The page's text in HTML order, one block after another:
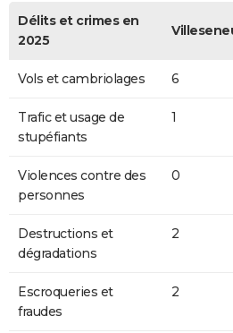
Délits et crimes en
2025
Vols et cambriolages 6
Trafic et usage de
stupéfiants
1
Violences contre des
personnes
0
Destructions et
dégradations
2
Escroqueries et
fraudes
2